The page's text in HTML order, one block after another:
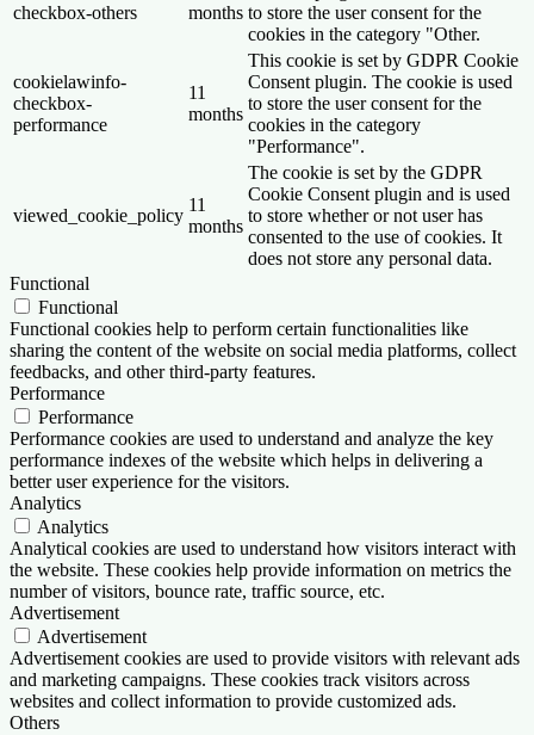
checkbox-others
months to store the user consent for the
cookies in the category "Other.
cookielawinfo-
checkbox-
performance
11
months
This cookie is set by GDPR Cookie
Consent plugin. The cookie is used
to store the user consent for the
cookies in the category
"Performance".
viewed_cookie_policy
11
months
The cookie is set by the GDPR
Cookie Consent plugin and is used
to store whether or not user has
consented to the use of cookies. It
does not store any personal data.
Functional
Functional
Functional cookies help to perform certain functionalities like
sharing the content of the website on social media platforms, collect
feedbacks, and other third-party features.
Performance
Performance
Performance cookies are used to understand and analyze the key
performance indexes of the website which helps in delivering a
better user experience for the visitors.
Analytics
Analytics
Analytical cookies are used to understand how visitors interact with
the website. These cookies help provide information on metrics the
number of visitors, bounce rate, traffic source, etc.
Advertisement
Advertisement
Advertisement cookies are used to provide visitors with relevant ads
and marketing campaigns. These cookies track visitors across
websites and collect information to provide customized ads.
Others